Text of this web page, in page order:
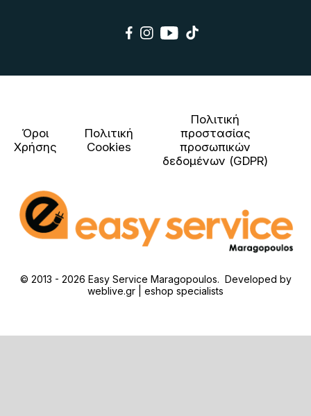
Όροι
Χρήσης
Πολιτική
Cookies
Πολιτική
προστασίας
προσωπικών
δεδομένων (GDPR)
© 2013 - 2026 Easy Service Maragopoulos. Developed by
weblive.gr | eshop specialists